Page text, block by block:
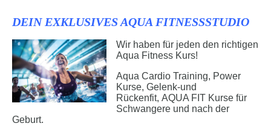
DEIN EXKLUSIVES AQUA FITNESSSTUDIO
Wir haben für jeden den richtigen
Aqua Fitness Kurs!
Aqua Cardio Training, Power
Kurse, Gelenk-und
Rückenfit, AQUA FIT Kurse für
Schwangere und nach der
Geburt.